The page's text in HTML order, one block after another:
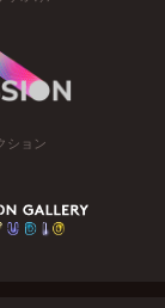
ション